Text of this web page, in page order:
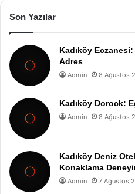
Son Yazılar
Kadıköy
Adres
Admin 8 Ağustos
Kadıköy Dorock:
Admin 8 Ağustos
Kadıköy Deniz
Konaklama
Admin 7 Ağustos